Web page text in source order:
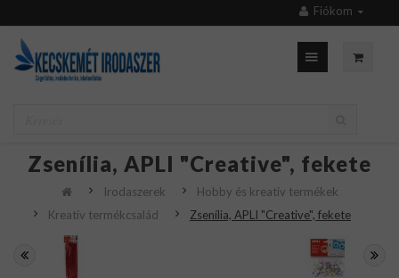
Fiókom
Zsenília, APLI "Creative", fekete
Irodaszerek
Hobby és kreatív termékek
Kreatív termékcsalád
Zsenília, APLI "Creative", fekete